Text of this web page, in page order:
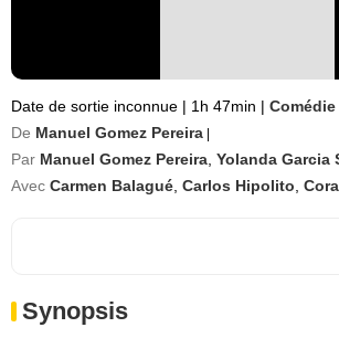
Date de sortie inconnue | 1h 47min | Comédie
De Manuel Gomez Pereira
Par Manuel Gomez Pereira Yolanda Garcia
Avec Carmen Balagué Carlos Hipolito
Synopsis